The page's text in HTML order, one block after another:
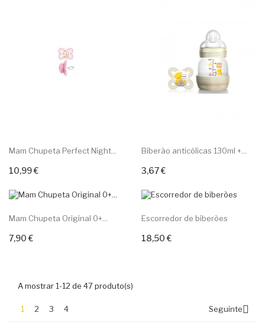
Mam Chupeta Perfect Night...
10,99 €Adicionar ao carrinho
Biberão anticólicas 130ml +...
3,67 €Adicionar ao carrinho
Mam Chupeta Original 0+...
7,90 €Adicionar ao carrinho
Escorredor de biberões
18,50 €Adicionar ao carrinho
A mostrar 1-12 de 47 produto(s)
1 2 3 4 Seguinte